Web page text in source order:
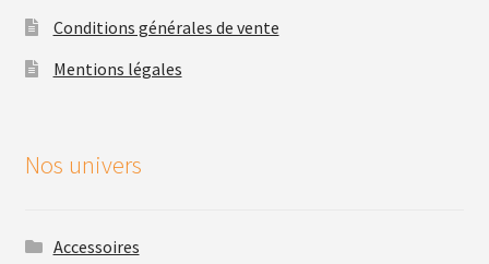
Conditions générales de vente
Mentions légales
Nos univers
Accessoires